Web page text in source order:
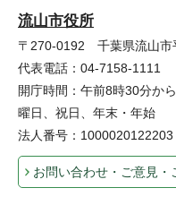
流山市役所
〒270-0192 千葉県流山
代表電話：04-7158-1111
開庁時間：午前8時30分か
曜日、祝日、年末・年始
法人番号：1000020122203
お問い合わせ・ご意見・